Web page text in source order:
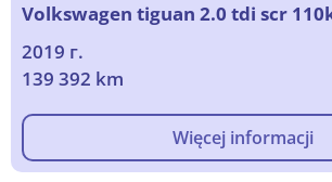
Volkswagen tiguan 2.0 tdi scr
2019 г.
139 392 km
Więcej informacji